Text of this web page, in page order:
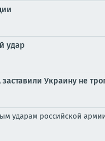
удар
Украину не
ударам российской